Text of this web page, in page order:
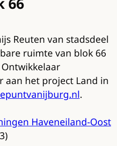
Reuten van stadsdeel
ruimte van blok 66
aan het project Land in
.
Haveneiland-Oost